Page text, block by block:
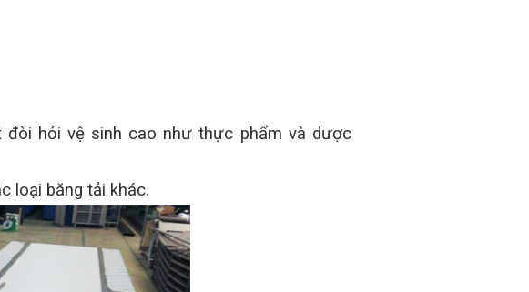
đòi hỏi vệ sinh cao như thực phẩm và dược
loại băng tải khác.